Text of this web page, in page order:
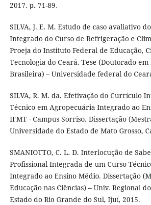
2017. p. 71-89.
SILVA, J. E. M. Estudo de caso avaliativo
Integrado do Curso de Refrigeração e
Proeja do Instituto Federal de Educação,
Tecnologia do Ceará. Tese (Doutorado em
Brasileira) – Universidade federal do
SILVA, R. M. da. Efetivação do Currículo
Técnico em Agropecuária Integrado ao
IFMT - Campus Sorriso. Dissertação
Universidade do Estado de Mato Grosso,
SMANIOTTO, C. L. D. Interlocução de
Profissional Integrada de um Curso
Integrado ao Ensino Médio. Dissertação
Educação nas Ciências) – Univ. Regional
Estado do Rio Grande do Sul, Ijuí, 2015.